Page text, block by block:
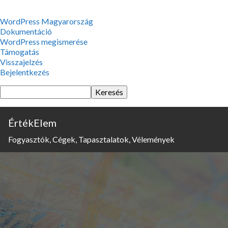
WordPress,
a
csodás
WordPress Magyarország
Dokumentáció
WordPress megismerése
Támogatás
Visszajelzés
Bejelentkezés
Keresés
ÉrtékElem
Fogyasztók, Cégek, Tapasztalatok, Vélemények